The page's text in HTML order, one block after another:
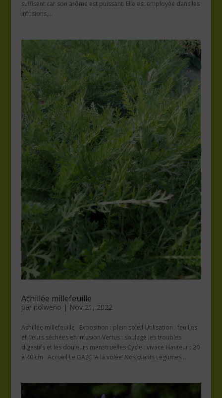
suffisent car son arôme est puissant. Elle est employée dans les
infusions,...
Achillée millefeuille
par nolweno | Nov 21, 2022
Achillée millefeuille Exposition : plein soleil Utilisation : feuilles
et fleurs séchées en infusion Vertus : soulage les troubles
digestifs et les douleurs menstruelles Cycle : vivace Hauteur : 20
à 40 cm Accueil Le GAEC ‘A la volée’ Nos plants Légumes...